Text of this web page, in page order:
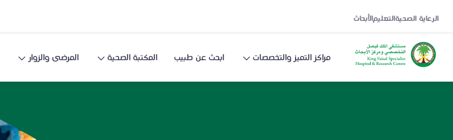
الرعاية الصحيةالتعليمالأبحاث
مراكز التميز والتخصصات ابحث عن طبيب المكتبة الصحية المرضى والزوار